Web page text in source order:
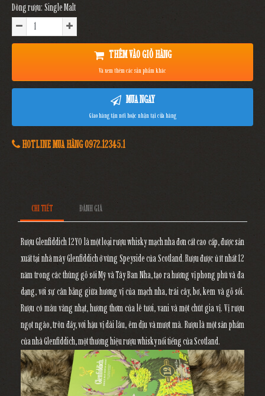
Dòng rượu: Single Malt
THÊM VÀO GIỎ HÀNG
Và xem thêm các sản phẩm khác
MUA NGAY
Giao hàng tận nơi hoặc nhận tại cửa hàng
HOTLINE MUA HÀNG 0972.12345.1
CHI TIẾT ĐÁNH GIÁ
Rượu Glenfiddich 12YO là một loại rượu whisky mạch nha đơn cất cao cấp, được sản
xuất tại nhà máy Glenfiddich ở vùng Speyside của Scotland. Rượu được ủ ít nhất 12
năm trong các thùng gỗ sồi Mỹ và Tây Ban Nha, tạo ra hương vị phong phú và đa
dạng, với sự cân bằng giữa hương vị của mạch nha, trái cây, bơ, kem và gỗ sồi.
Rượu có màu vàng nhạt, hương thơm của lê tươi, vani và một chút gia vị. Vị rượu
ngọt ngào, tròn đầy, với hậu vị dài lâu, êm dịu và mượt mà. Rượu là một sản phẩm
của nhà Glenfiddich, một thương hiệu rượu whisky nổi tiếng của Scotland.